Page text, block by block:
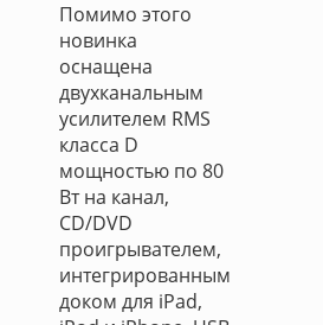
Помимо этого
новинка
оснащена
двухканальным
усилителем RMS
класса D
мощностью по 80
Вт на канал,
CD/DVD
проигрывателем,
интегрированным
доком для iPad,